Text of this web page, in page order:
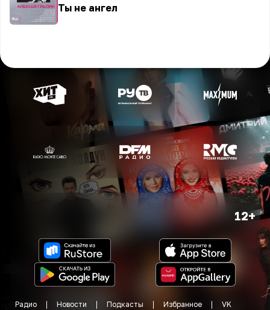
Ты не ангел
12+
Радио Новости Подкасты Избранное
VK